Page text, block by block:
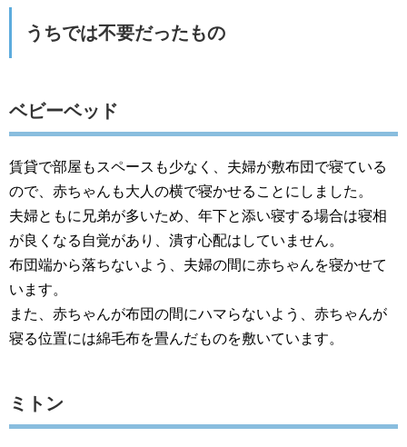
うちでは不要だったもの
ベビーベッド
賃貸で部屋もスペースも少なく、夫婦が敷布団で寝ている
ので、赤ちゃんも大人の横で寝かせることにしました。
夫婦ともに兄弟が多いため、年下と添い寝する場合は寝相
が良くなる自覚があり、潰す心配はしていません。
布団端から落ちないよう、夫婦の間に赤ちゃんを寝かせて
います。
また、赤ちゃんが布団の間にハマらないよう、赤ちゃんが
寝る位置には綿毛布を畳んだものを敷いています。
ミトン